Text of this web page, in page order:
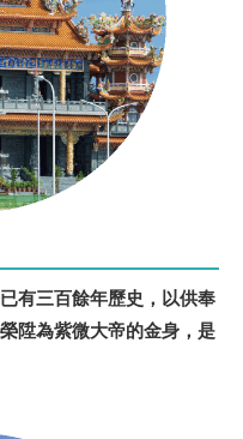
有三百餘年歷史，以供奉
陞為紫微大帝的金身，是